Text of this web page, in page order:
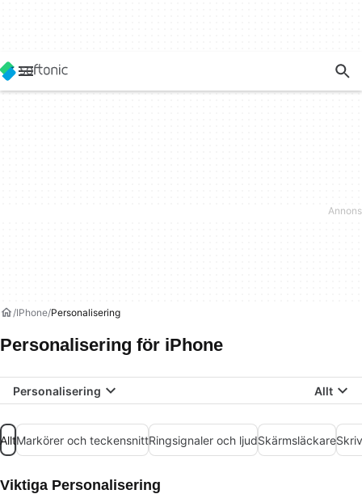
IPhone Personalisering
Personalisering för iPhone
Personalisering Allt
AlltMarkörer och teckensnittRingsignaler och ljudSkärmsläckare
Viktiga Personalisering